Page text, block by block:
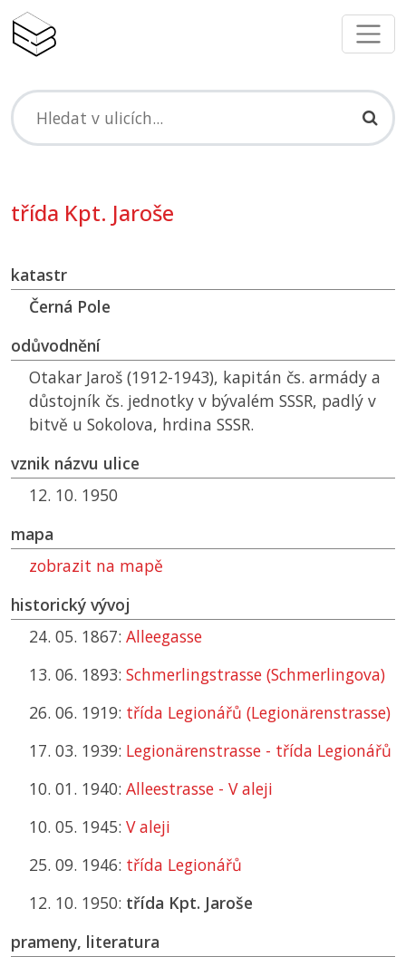
třída Kpt. Jaroše
katastr
Černá Pole
odůvodnění
Otakar Jaroš (1912-1943), kapitán čs. armády a
důstojník čs. jednotky v bývalém SSSR, padlý v
bitvě u Sokolova, hrdina SSSR.
vznik názvu ulice
12. 10. 1950
mapa
zobrazit na mapě
historický vývoj
24. 05. 1867: Alleegasse
13. 06. 1893: Schmerlingstrasse (Schmerlingova)
26. 06. 1919: třída Legionářů (Legionärenstrasse)
17. 03. 1939: Legionärenstrasse - třída Legionářů
10. 01. 1940: Alleestrasse - V aleji
10. 05. 1945: V aleji
25. 09. 1946: třída Legionářů
12. 10. 1950: třída Kpt. Jaroše
prameny, literatura